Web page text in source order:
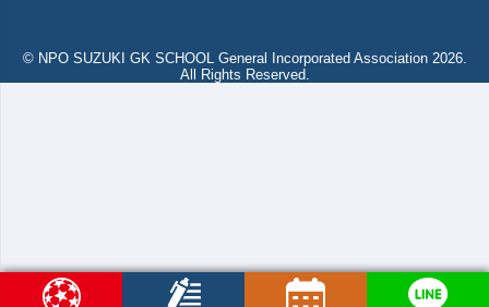
© NPO SUZUKI GK SCHOOL General Incorporated Association 2026.
All Rights Reserved.